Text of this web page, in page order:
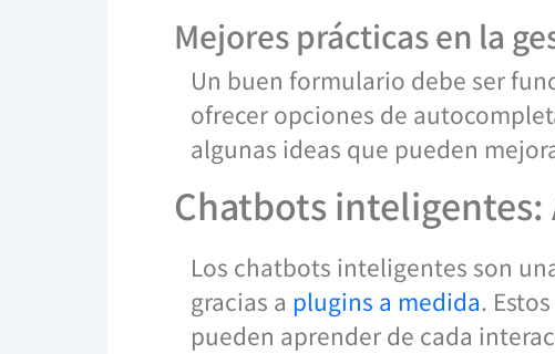
Mejores prácticas en la
Un buen formulario debe ser
ofrecer opciones de
algunas ideas que pueden
Chatbots
Los chatbots inteligentes son
gracias a plugins a medida.
pueden aprender de cada